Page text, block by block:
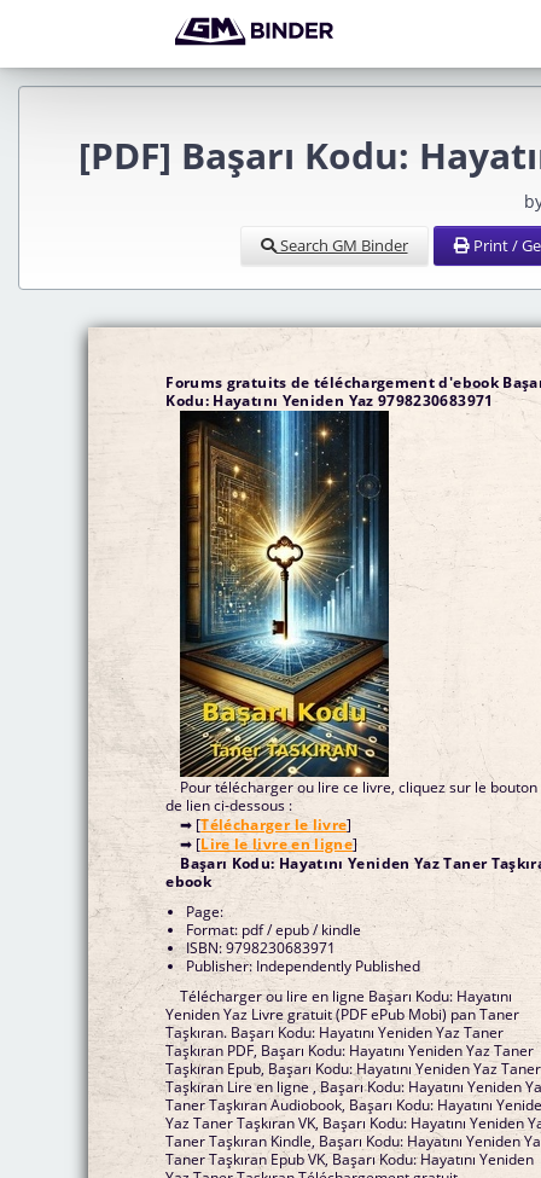
[PDF] Başarı Kodu:
Search GM Binder Print /
Forums gratuits de téléchargement d'ebook
Kodu: Hayatını Yeniden Yaz 9798230683971
Pour télécharger ou lire ce livre, cliquez sur le bouton
de lien ci-dessous :
➡ [Télécharger le livre]
➡ [Lire le livre en ligne]
Başarı Kodu: Hayatını Yeniden Yaz Taner
ebook
Page:
Format: pdf / epub / kindle
ISBN: 9798230683971
Publisher: Independently Published
Télécharger ou lire en ligne Başarı Kodu: Hayatını
Yeniden Yaz Livre gratuit (PDF ePub Mobi) pan Taner
Taşkıran. Başarı Kodu: Hayatını Yeniden Yaz Taner
Taşkıran PDF, Başarı Kodu: Hayatını Yeniden Yaz Taner
Taşkıran Epub, Başarı Kodu: Hayatını Yeniden Yaz Taner
Taşkıran Lire en ligne , Başarı Kodu: Hayatını Yeniden
Taner Taşkıran Audiobook, Başarı Kodu: Hayatını
Yaz Taner Taşkıran VK, Başarı Kodu: Hayatını Yeniden
Taner Taşkıran Kindle, Başarı Kodu: Hayatını Yeniden
Taner Taşkıran Epub VK, Başarı Kodu: Hayatını Yeniden